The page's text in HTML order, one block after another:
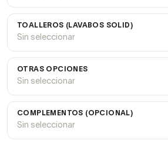
TOALLEROS (LAVABOS SOLID)
Sin seleccionar
OTRAS OPCIONES
Sin seleccionar
COMPLEMENTOS (OPCIONAL)
Sin seleccionar